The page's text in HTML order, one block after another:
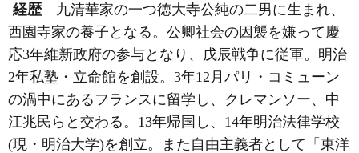
経歴
九清華家の一つ徳大寺公純の二男に生まれ、
西園寺家の養子となる。公卿社会の因襲を嫌って慶
応3年維新政府の参与となり、戊辰戦争に従軍。明治
2年私塾・立命館を創設。3年12月パリ・コミューン
の渦中にあるフランスに留学し、クレマンソー、中
江兆民らと交わる。13年帰国し、14年明治法律学校
(現・明治大学)を創立。また自由主義者として「東洋